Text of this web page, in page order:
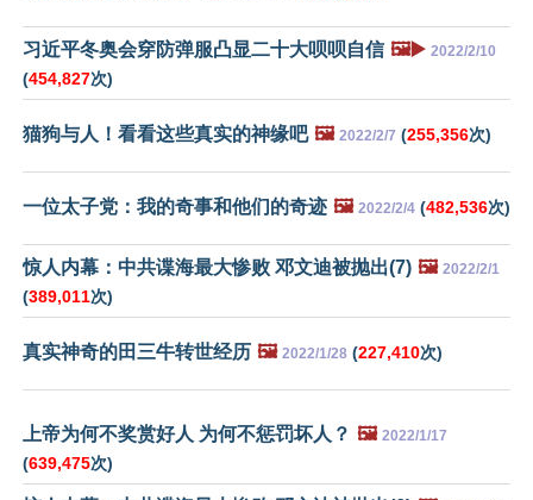
习近平冬奥会穿防弹服凸显二十大呗呗自信 🖼️▶️ 2022/2/10
(454,827次)
猫狗与人！看看这些真实的神缘吧 🖼️ 2022/2/7 (255,356次)
一位太子党：我的奇事和他们的奇迹 🖼️ 2022/2/4 (482,536次)
惊人内幕：中共谍海最大惨败 邓文迪被抛出(7) 🖼️ 2022/2/1
(389,011次)
真实神奇的田三牛转世经历 🖼️ 2022/1/28 (227,410次)
上帝为何不奖赏好人 为何不惩罚坏人？ 🖼️ 2022/1/17
(639,475次)